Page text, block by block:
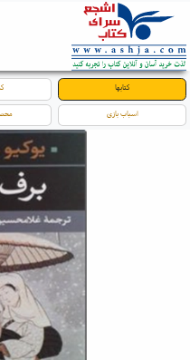
کتابها
اسباب بازی